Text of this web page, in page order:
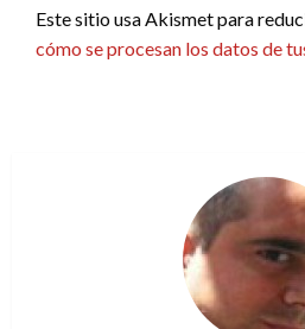
Este sitio usa Akismet para
cómo se procesan los datos de